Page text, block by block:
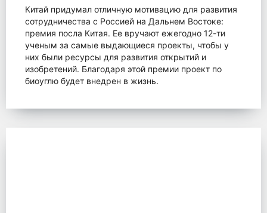
Китай придумал отличную мотивацию для развития
сотрудничества с Россией на Дальнем Востоке:
премия посла Китая. Ее вручают ежегодно 12-ти
ученым за самые выдающиеся проекты, чтобы у
них были ресурсы для развития открытий и
изобретений. Благодаря этой премии проект по
биоуглю будет внедрен в жизнь.